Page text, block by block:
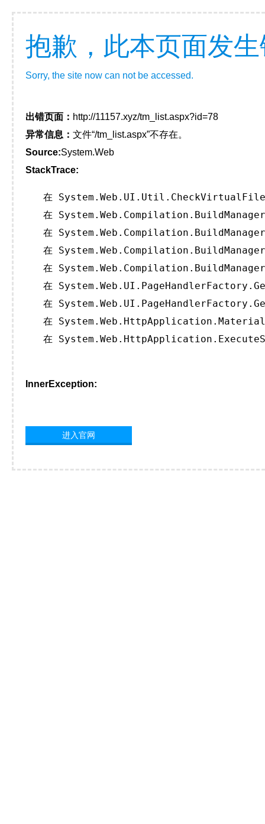
抱歉，此本页面发
Sorry, the site now can not be accessed.
出错页面： http://11157.xyz/tm_list.aspx?id=78
异常信息： 文件“/tm_list.aspx”不存在。
Source:System.Web
StackTrace:
在
在
在
在
在
在
在
在
在
InnerException:
进入官网